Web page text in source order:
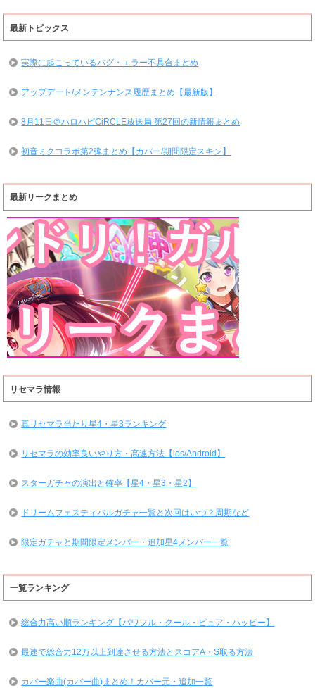
最新トピックス
実際に起こっているバグ・エラー不具合まとめ
アップデート/メンテンナンス履歴まとめ【最新版】
8月11日＠ハロハピCiRCLE放送局 第27回の新情報まとめ
初音ミクコラボ第2弾まとめ【カバー/期間限定スキン】
最新リークまとめ
リセマラ情報
真リセマラ当たり星4・星3ランキング
リセマラの効率良いやり方・高速方法【ios/Android】
スターガチャの演出と確率【星4・星3・星2】
ドリームフェスティバルガチャ一覧と次回はいつ？周期など
限定ガチャと期間限定メンバー・追加星4メンバー一覧
一覧ランキング
総合力高い順ランキング【パワフル・クール・ピュア・ハッピー】
最速で総合力12万以上到達させる方法とスコアA・S取る方法
カバー楽曲(カバー曲)まとめ！カバー元・追加一覧